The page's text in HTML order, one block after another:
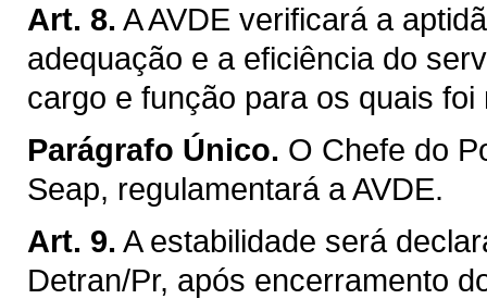
Art. 8. A AVDE verificará a
adequação e a eficiência do
cargo e função para os quais foi
Parágrafo Único. O Chefe do
Seap, regulamentará a AVDE.
Art. 9. A estabilidade será
Detran/Pr, após encerramento